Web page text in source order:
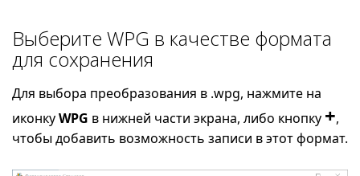
Выберите WPG в качестве формата
для сохранения
Для выбора преобразования в .wpg, нажмите на
иконкуWPG в нижней части экрана, либо кнопку +,
чтобы добавить возможность записи в этот формат.